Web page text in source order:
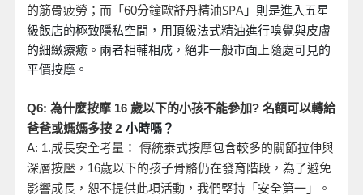
的筋骨疲勞；而「60分鐘歐舒丹精油SPA 」則是進入五星
級飯店的極致隱私空間，用頂級法式精油進行嗅覺與皮膚
的細緻療癒。兩者相輔相成，絕非一般市面上隨處可見的
平價按摩。
Q6: 為什麼按摩 16 歲以下的小孩不能參加? 名額可以轉給
爸爸或媽媽多按 2 小時嗎？
A: 1.成長安全考量： 傳統泰式按摩包含較多的關節拉伸與
深層按壓，16歲以下的孩子骨骼仍在發育階段，為了避免
影響成長，恕不提供此項活動，我們堅持「安全第一」。